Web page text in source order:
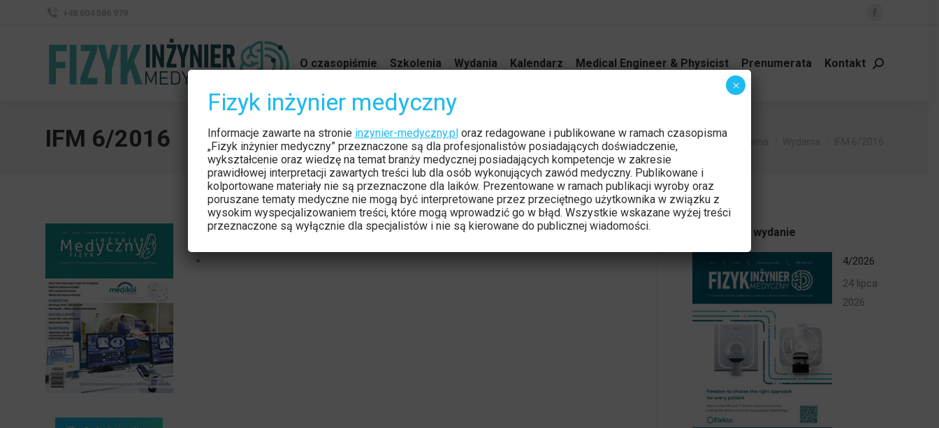
Facebook
opens
O czasopiśmie Szkolenia Wydania Kalendarz Medical Engineer & Physicist Prenumerata Kontakt Szukaj:
IFM 6/2016 Jesteś tutaj:
Spis treści Najnowsze wydanie
4/2026
24 lipca
2026
Fizyk inżynier medyczny
Informacje zawarte na stronie inzynier-medyczny.ploraz redagowane i publikowane w ramach czasopisma
„Fizyk inżynier medyczny” przeznaczone są dla profesjonalistów posiadających doświadczenie,
wykształcenie oraz wiedzę na temat branży medycznej posiadających kompetencje w zakresie
prawidłowej interpretacji zawartych treści lub dla osób wykonujących zawód medyczny. Publikowane i
kolportowane materiały nie są przeznaczone dla laików. Prezentowane w ramach publikacji wyroby oraz
poruszane tematy medyczne nie mogą być interpretowane przez przeciętnego użytkownika w związku z
wysokim wyspecjalizowaniem treści, które mogą wprowadzić go w błąd. Wszystkie wskazane wyżej treści
przeznaczone są wyłącznie dla specjalistów i nie są kierowane do publicznej wiadomości.
×